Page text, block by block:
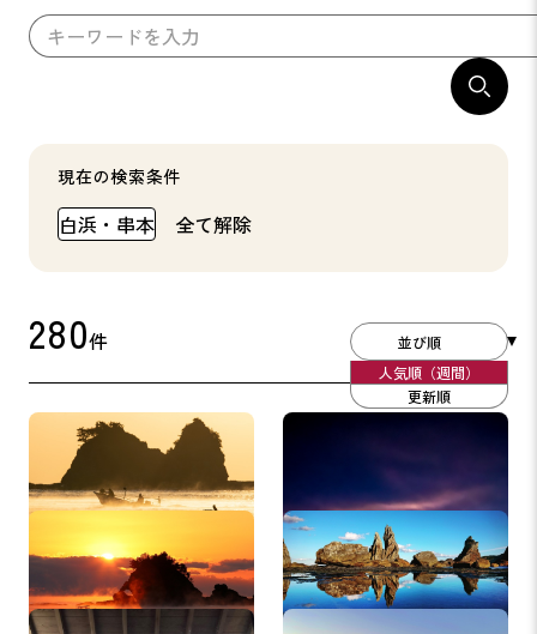
現在の検索条件
白浜・串本 全て解除
280件
並び順
人気順（週間）
更新順
田原海岸 白良浜
鯛島 橋杭岩
興禅寺 千畳敷